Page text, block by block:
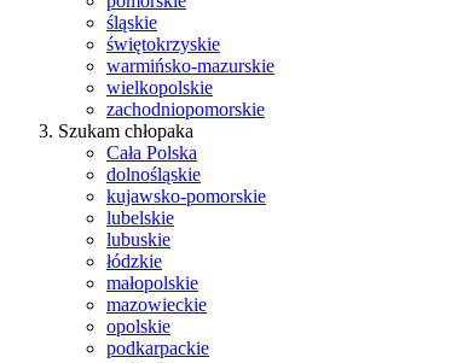
śląskie
świętokrzyskie
warmińsko-mazurskie
wielkopolskie
zachodniopomorskie
Szukam chłopaka
Cała Polska
dolnośląskie
kujawsko-pomorskie
lubelskie
lubuskie
łódzkie
małopolskie
mazowieckie
opolskie
podkarpackie